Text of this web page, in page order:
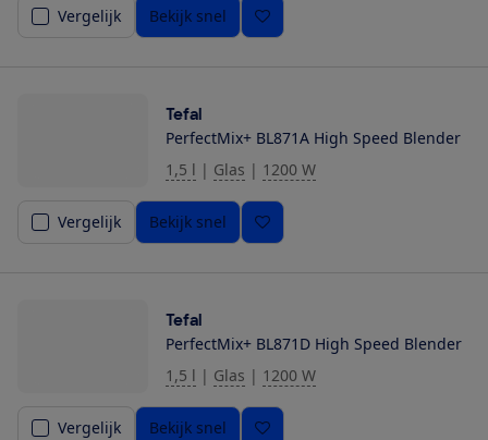
Vergelijk Bekijk snel
Tefal
PerfectMix+ BL871A High Speed Blender
1,5 l | Glas | 1200 W
Vergelijk Bekijk snel
Tefal
PerfectMix+ BL871D High Speed Blender
1,5 l | Glas | 1200 W
Vergelijk Bekijk snel